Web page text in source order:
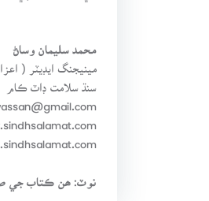
محمد سليمان وساڻ
مينيجنگ ايڊيٽر (
سنڌ سلامت ڊاٽ ڪام
نوٽ: ھن ڪتاب جي